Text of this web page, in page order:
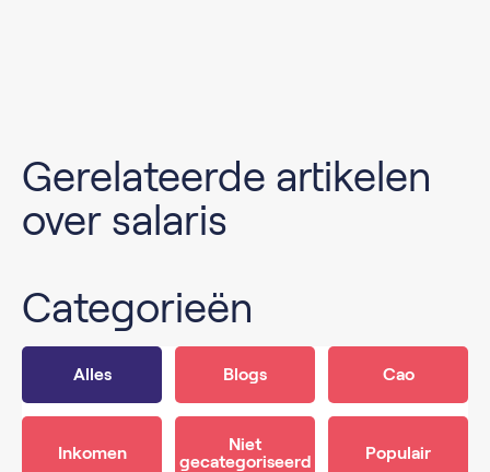
Gerelateerde artikelen
over salaris
Categorieën
Alles Blogs Cao
Inkomen
Niet
gecategoriseerd
Populair